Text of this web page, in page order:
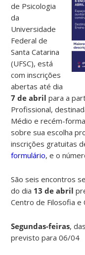
de Psicologia
da
Universidade
Federal de
Santa Catarina
(UFSC), está
com inscrições
abertas até dia
7 de abrilpara a
Profissional,
Médio e recém-
sobre sua escolha
inscrições gratuitas
formulário, e o
São seis encontros
do dia 13 de abril
Centro de Filosofia e
Segundas-feiras,
previsto para 06/04